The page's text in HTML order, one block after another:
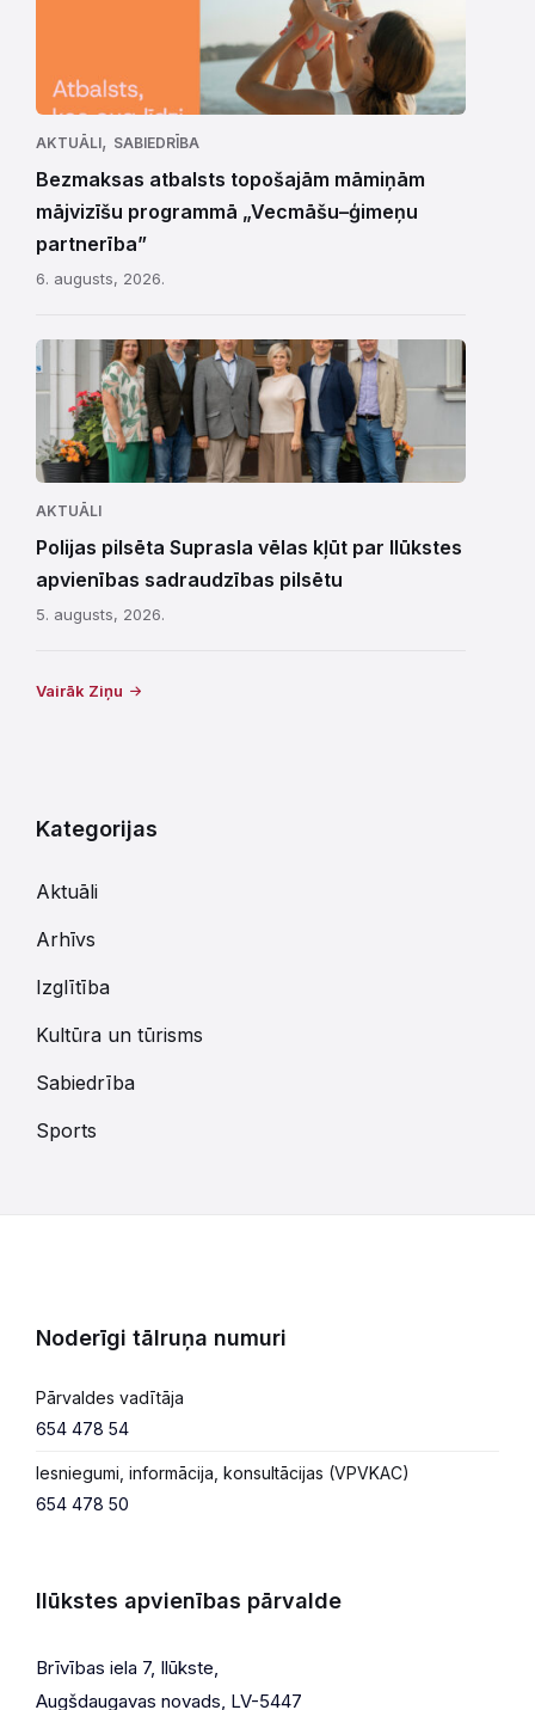
AKTUĀLI, SABIEDRĪBA
Bezmaksas atbalsts topošajām māmiņām
mājvizīšu programmā „Vecmāšu–ģimeņu
partnerība”
6. augusts, 2026.
AKTUĀLI
Polijas pilsēta Suprasla vēlas kļūt par Ilūkstes
apvienības sadraudzības pilsētu
5. augusts, 2026.
Vairāk Ziņu
Kategorijas
Aktuāli
Arhīvs
Izglītība
Kultūra un tūrisms
Sabiedrība
Sports
Noderīgi tālruņa numuri
Pārvaldes vadītāja
654 478 54
Iesniegumi, informācija, konsultācijas (VPVKAC)
654 478 50
Ilūkstes apvienības pārvalde
Brīvības iela 7, Ilūkste,
Augšdaugavas novads, LV-5447